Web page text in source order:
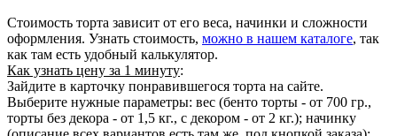
Стоимость торта зависит от его веса, начинки и сложности
оформления. Узнать стоимость, можно в нашем каталоге, так
как там есть удобный калькулятор.
Как узнать цену за 1 минуту:
Зайдите в карточку понравившегося торта на сайте.
Выберите нужные параметры: вес (бенто торты - от 700 гр.,
торты без декора - от 1,5 кг., с декором - от 2 кг.); начинку